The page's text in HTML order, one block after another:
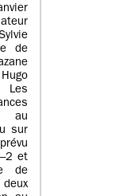
de
au
sur
et
de